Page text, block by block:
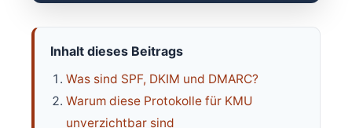
Inhalt dieses Beitrags
Was sind SPF, DKIM und DMARC?
Warum diese Protokolle für KMU
unverzichtbar sind